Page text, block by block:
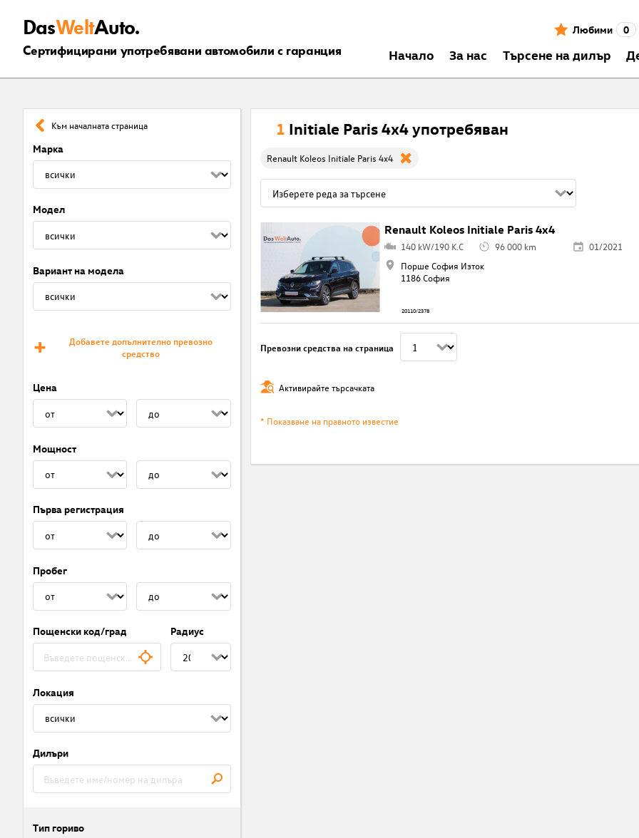
DasWeltAuto.
Сертифицирани употребявани автомобили с гаранция
Любими 0
Началo За нас Търсене на дилър
Към началната страница
Марка
Модел
Вариант на модела
Добавете допълнително превозно
средство
Цена
Мощност
Първа регистрация
Пробег
Пощенски код/град Радиус
Локация
Дилъри
Тип гориво
1 Initiale Paris 4x4 употребяван
Renault Koleos Initiale Paris 4x4
Renault Koleos Initiale Paris 4x4
140 kW/190 K.C 96 000 km
01/2021
Порше София Изток
1186 София
20110/2378
Превозни средства на страница
Активирайте търсачката
* Показване на правното известие